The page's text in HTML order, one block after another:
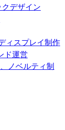
デザイン
ィスプレイ制作
ド運営
ノベルティ制